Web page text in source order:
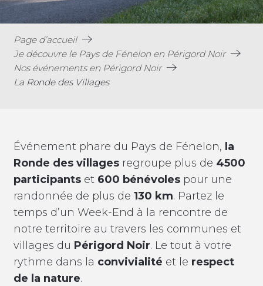
Page d’accueil
Je découvre le Pays de Fénelon en Périgord Noir
Nos événements en Périgord Noir
La Ronde des Villages
Événement phare du Pays de Fénelon, la
Ronde des villagesregroupe plus de 4500
participantset 600 bénévolespour une
randonnée de plus de 130 km. Partez le
temps d’un Week-End à la rencontre de
notre territoire au travers les communes et
villages du Périgord Noir. Le tout à votre
rythme dans la convivialité et le respect
de la nature.